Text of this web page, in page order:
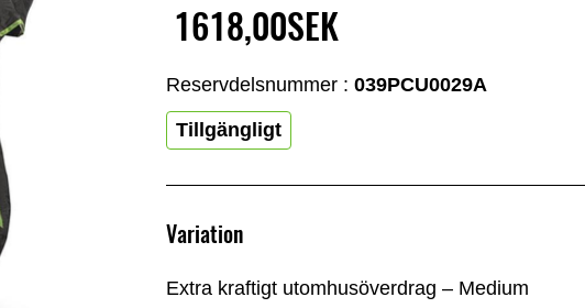
1618,00SEK
Reservdelsnummer : 039PCU0029A
Tillgängligt
Variation
Extra kraftigt utomhusöverdrag – Medium